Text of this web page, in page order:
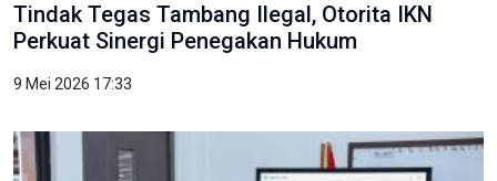
Tindak Tegas Tambang Ilegal, Otorita IKN
Perkuat Sinergi Penegakan Hukum
9 Mei 2026 17:33